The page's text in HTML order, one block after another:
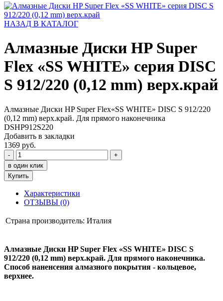
НАЗАД В КАТАЛОГ
Алмазные Диски HP Super
Flex «SS WHITE» серия DISC
S 912/220 (0,12 mm) верх.край
Алмазные Диски HP Super Flex«SS WHITE» DISC S 912/220
(0,12 mm) верх.край. Для прямого наконечника
DSHP912S220
Добавить в закладки
1369 руб.
-
+
в один клик
Купить
Характеристики
ОТЗЫВЫ (0)
Страна производитель: Италия
Алмазные Диски HP Super Flex «SS WHITE» DISC S
912/220 (0,12 mm) верх.край. Для прямого наконечника.
Способ наненсения алмазного покрытия - кольцевое,
верхнее.